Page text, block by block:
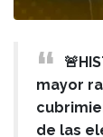
mayor
de las